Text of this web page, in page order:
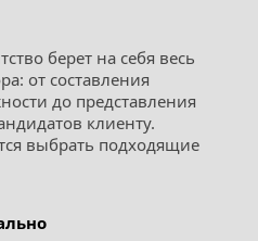
берет на себя весь
от составления
до представления
клиенту.
выбрать подходящие